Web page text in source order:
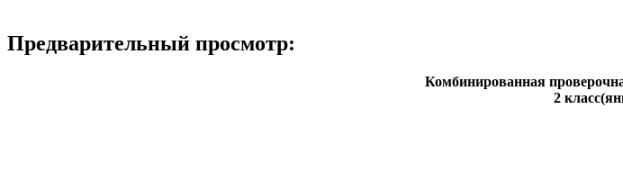
Предварительный просмотр:
Комбинированная
2